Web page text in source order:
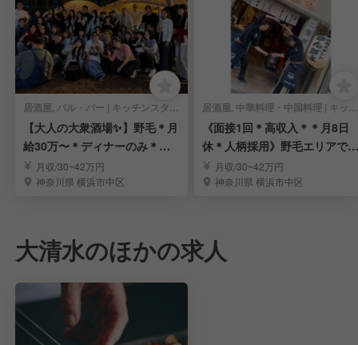
居酒屋, バル・バー | キッチンスタッフ
【大人の大衆酒場✨】野毛＊月
給30万〜＊ディナーのみ＊未
経験OK＊面接1回
月収/30~42万円
神奈川県 横浜市中区
居酒屋, 中華料理・中国料理 | キッチンスタッフ
《面接1回＊高収入＊＊月8日
休＊人柄採用》野毛エリアで根
付く人気の大衆酒場
月収/30~42万円
神奈川県 横浜市中区
大清水のほかの求人